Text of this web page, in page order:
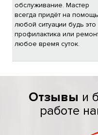
обслуживание. Мастер
всегда придёт на
любой ситуации будь это
профилактика или
любое время суток.
Отзывы и
работе